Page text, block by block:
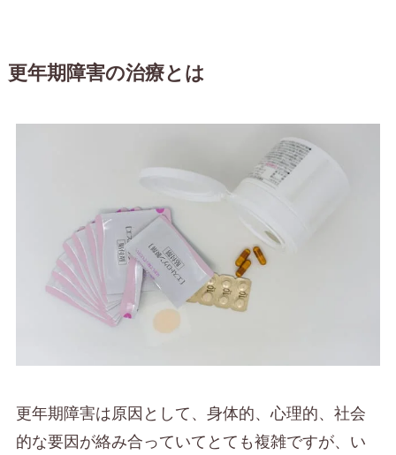
更年期障害の治療とは
更年期障害は原因として、身体的、心理的、社会
的な要因が絡み合っていてとても複雑ですが、い